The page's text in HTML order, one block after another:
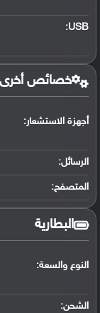
USB
:
خصائص أخرى
أجهزة الاستشعار:
الرسائل:
المتصفح:
البطارية
النوع والسعة:
الشحن: